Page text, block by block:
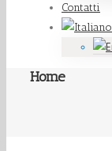
Contatti
Home